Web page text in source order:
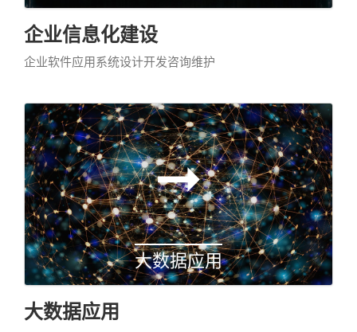
企业信息化建设
企业软件应用系统设计开发咨询维护
大数据应用
大数据应用